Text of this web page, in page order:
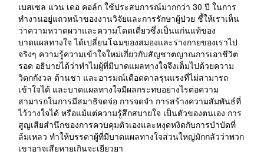
เบสเซล แวน เดอ คอล์ก ใช้ประสบการณ์มากกว่า 30 ปี ในการ
ทำงานอยู่แถวหน้าของงานวิจัยและการรักษาผู้ป่วย ชี้ให้เราเห็น
ว่าความหวาดผวาและความโดดเดี่ยวซึ่งเป็นแก่นแท้ของ
บาดแผลทางใจ ได้เปลี่ยนโฉมของสมองและร่างกายของเราไป
จริงๆ ความรู้ความเข้าใจใหม่เกี่ยวกับสัญชาตญาณการเอาชีวิต
รอด อธิบายได้ว่าทำไมผู้ที่มีบาดแผลทางใจจึงเต็มไปด้วยความ
วิตกกังวล ด้านชา และอารมณ์เดือดดาลรุนแรงที่ไม่สามารถ
เข้าใจได้ และบาดแผลทางใจมีผลกระทบอย่างไรต่อความ
สามารถในการมีสมาธิจดจ่อ การจดจำ การสร้างความสัมพันธ์ที่
ไว้วางใจได้ หรือแม้แต่ความรู้สึกสบายใจ เป็นตัวของตนเอง การ
สูญเสียสำนึกของการควบคุมตัวเองและหงุดหงิดกับการบำบัดที่
ล้มเหลว ทำให้บรรดาผู้ที่มีบาดแผลทางใจส่วนใหญ่มักกลัวว่าพวก
เขาอาจเสียหายเกินจะเยียวยา